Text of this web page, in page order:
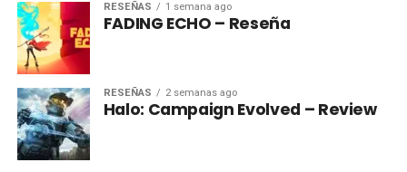
RESEÑAS 1 semana ago
FADING ECHO – Reseña
RESEÑAS 2 semanas ago
Halo: Campaign Evolved – Review